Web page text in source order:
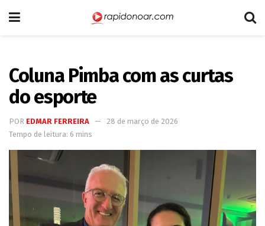
Coluna Pimba com as curtas
do esporte
POR EDMAR FERREIRA
28 de março de 2026
Tempo de leitura: 6 mins